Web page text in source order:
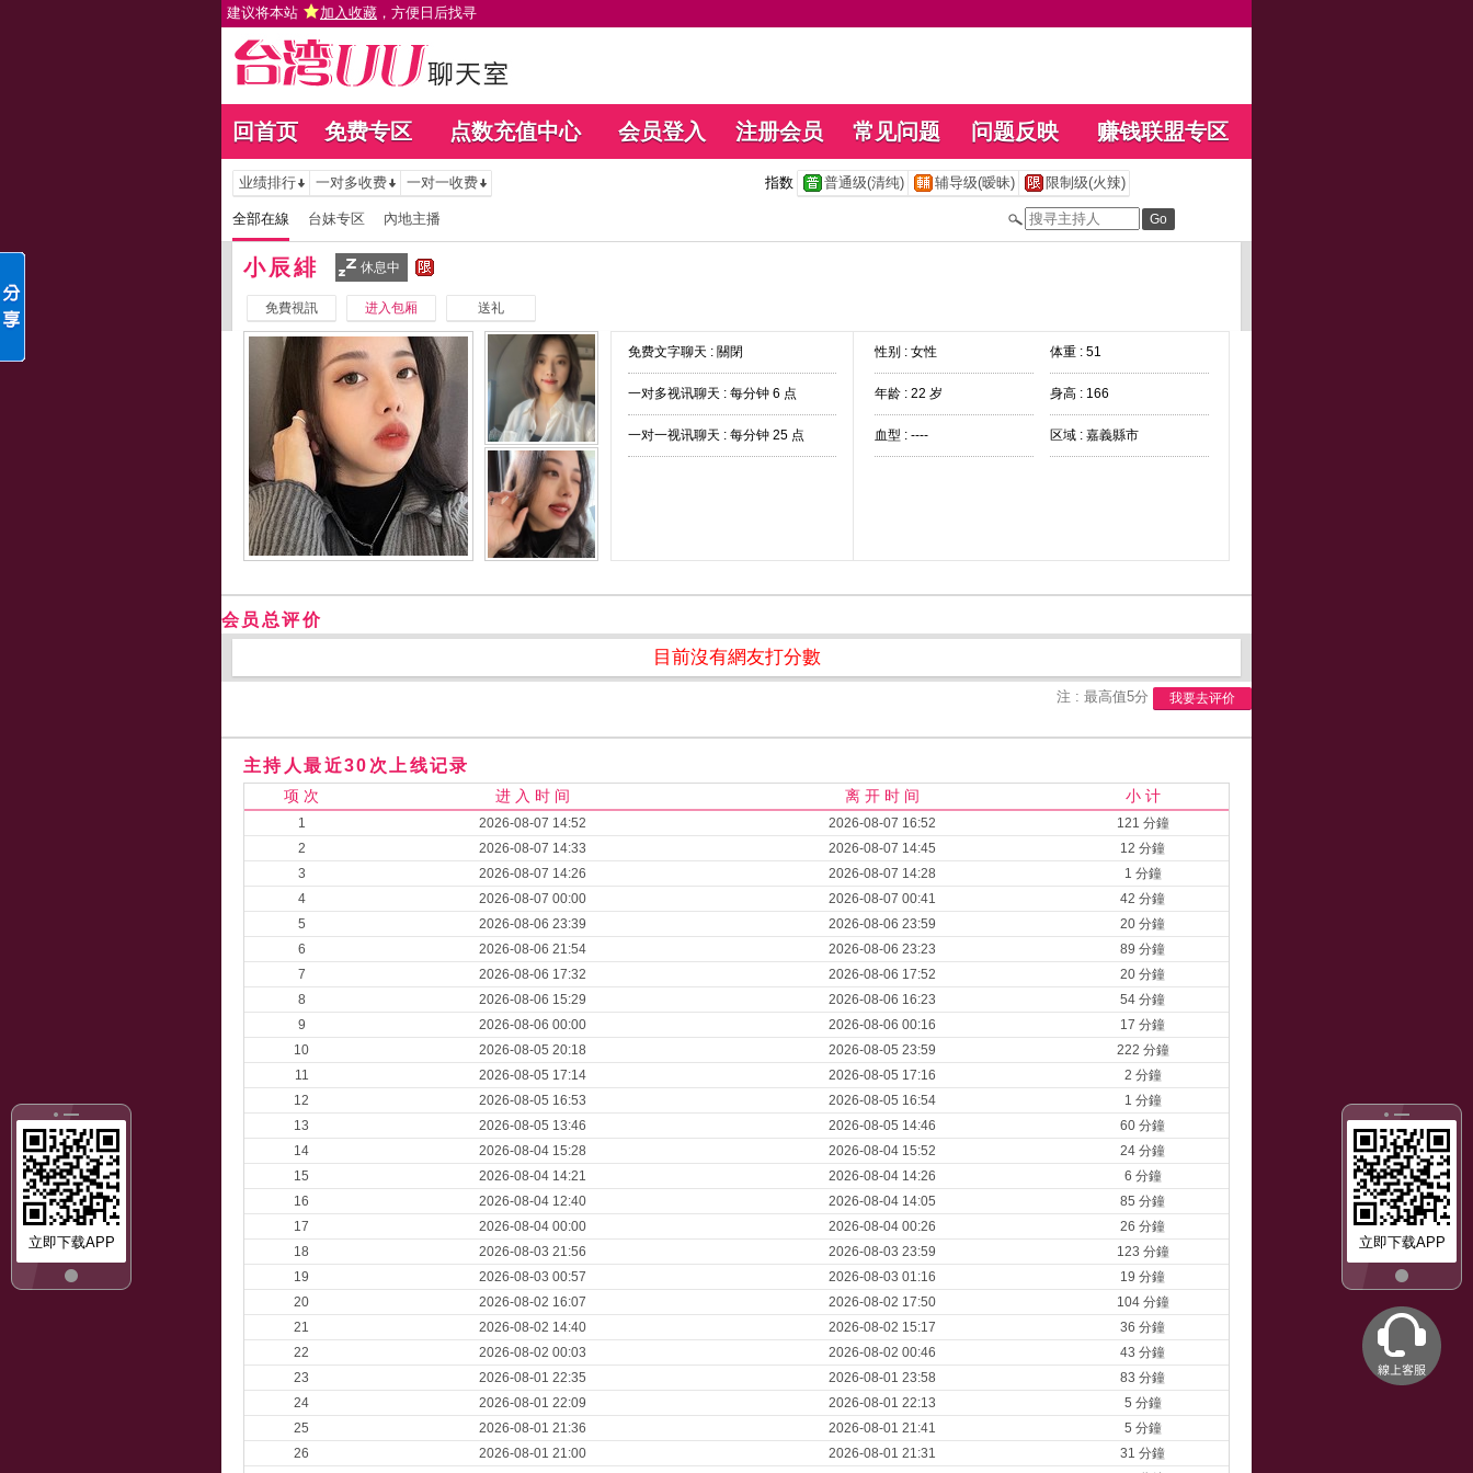
建议将本站 加入收藏 ，方便日后找寻
回首页 免费专区 点数充值中心 会员登入 注册会员 常见问题 问题反映 赚钱联盟专区
立即下载APP
立即下载APP
业绩排行 一对多收费 一对一收费 指数 普通级(清纯) 辅导级(暧昧) 限制级(火辣)
全部在線 台妹专区 內地主播
小辰緋 休息中
免費視訊 进入包厢 送礼
免费文字聊天 : 關閉
一对多视讯聊天 : 每分钟 6 点
一对一视讯聊天 : 每分钟 25 点
性别 : 女性 体重 : 51
年龄 : 22 岁 身高 : 166
血型 : ---- 区域 : 嘉義縣市
会员总评价
目前沒有網友打分數
注 : 最高值5分 我要去评价
主持人最近30次上线记录
项 次 进 入 时 间 离 开 时 间 小 计
1 2026-08-07 14:52 2026-08-07 16:52
121 分鐘
2
2026-08-07 14:33 2026-08-07 14:45
12 分鐘
3
2026-08-07 14:26 2026-08-07 14:28
1 分鐘
4
2026-08-07 00:00 2026-08-07 00:41
42 分鐘
5
2026-08-06 23:39 2026-08-06 23:59
20 分鐘
6
2026-08-06 21:54 2026-08-06 23:23
89 分鐘
7
2026-08-06 17:32 2026-08-06 17:52
20 分鐘
8
2026-08-06 15:29 2026-08-06 16:23
54 分鐘
9
2026-08-06 00:00 2026-08-06 00:16
17 分鐘
10
2026-08-05 20:18 2026-08-05 23:59
222 分鐘
11
2026-08-05 17:14 2026-08-05 17:16
2 分鐘
12
2026-08-05 16:53 2026-08-05 16:54
1 分鐘
13
2026-08-05 13:46 2026-08-05 14:46
60 分鐘
14
2026-08-04 15:28 2026-08-04 15:52
24 分鐘
15
2026-08-04 14:21 2026-08-04 14:26
6 分鐘
16
2026-08-04 12:40 2026-08-04 14:05
85 分鐘
17
2026-08-04 00:00 2026-08-04 00:26
26 分鐘
18
2026-08-03 21:56 2026-08-03 23:59
123 分鐘
19
2026-08-03 00:57 2026-08-03 01:16
19 分鐘
20
2026-08-02 16:07 2026-08-02 17:50
104 分鐘
21
2026-08-02 14:40 2026-08-02 15:17
36 分鐘
22
2026-08-02 00:03 2026-08-02 00:46
43 分鐘
23
2026-08-01 22:35 2026-08-01 23:58
83 分鐘
24
2026-08-01 22:09 2026-08-01 22:13
5 分鐘
25
2026-08-01 21:36 2026-08-01 21:41
5 分鐘
26
2026-08-01 21:00 2026-08-01 21:31
31 分鐘